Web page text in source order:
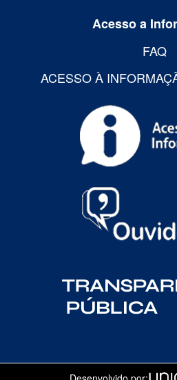
Acesso a
FAQ
ACESSO À